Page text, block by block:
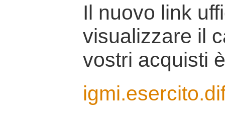
Il nuovo link
visualizzare il
vostri acquisti